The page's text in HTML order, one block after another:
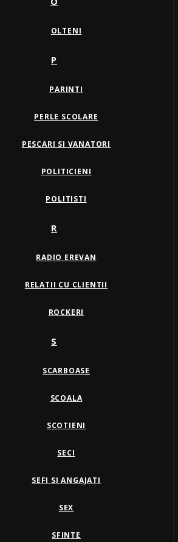
OLTENI
P
PARINTI
PERLE SCOLARE
PESCARI SI VANATORI
POLITICIENI
POLITISTI
R
RADIO EREVAN
RELATII CU CLIENTII
ROCKERI
S
SCARBOASE
SCOALA
SCOTIENI
SECI
SEFI SI ANGAJATI
SEX
SFINTE